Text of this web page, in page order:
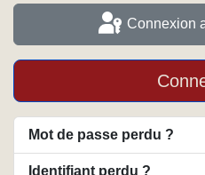
Connexion
Mot de passe perdu ?
Identifiant perdu ?